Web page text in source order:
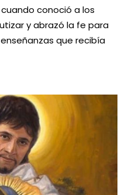
conoció a los
y abrazó la fe para
que recibía